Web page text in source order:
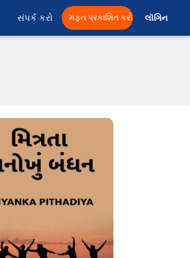
સંપર્ક કરો મફત પ્રકાશિત કરો લૉગિન